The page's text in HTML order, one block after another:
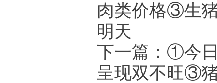
肉类价格③生
明天
下一篇： ①今
呈现双不旺③